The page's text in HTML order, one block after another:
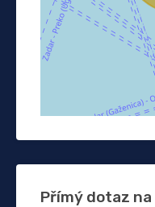
Přímý dotaz